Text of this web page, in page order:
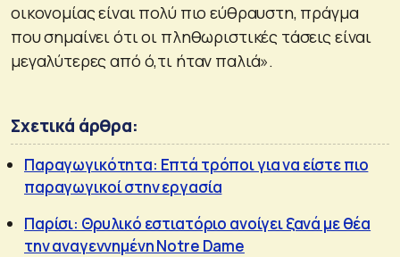
οικονομίας είναι πολύ πιο εύθραυστη, πράγμα
που σημαίνει ότι οι πληθωριστικές τάσεις είναι
μεγαλύτερες από ό,τι ήταν παλιά».
Σχετικά άρθρα:
Παραγωγικότητα: Επτά τρόποι για να είστε πιο
παραγωγικοί στην εργασία
Παρίσι: Θρυλικό εστιατόριο ανοίγει ξανά με θέα
την αναγεννημένη Notre Dame